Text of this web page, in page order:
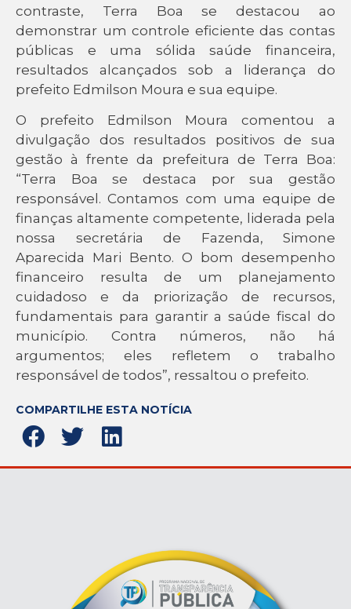
contraste, Terra Boa se destacou ao
demonstrar um controle eficiente das contas
públicas e uma sólida saúde financeira,
resultados alcançados sob a liderança do
prefeito Edmilson Moura e sua equipe.
O prefeito Edmilson Moura comentou a
divulgação dos resultados positivos de sua
gestão à frente da prefeitura de Terra Boa:
“Terra Boa se destaca por sua gestão
responsável. Contamos com uma equipe de
finanças altamente competente, liderada pela
nossa secretária de Fazenda, Simone
Aparecida Mari Bento. O bom desempenho
financeiro resulta de um planejamento
cuidadoso e da priorização de recursos,
fundamentais para garantir a saúde fiscal do
município. Contra números, não há
argumentos; eles refletem o trabalho
responsável de todos”, ressaltou o prefeito.
COMPARTILHE ESTA NOTÍCIA